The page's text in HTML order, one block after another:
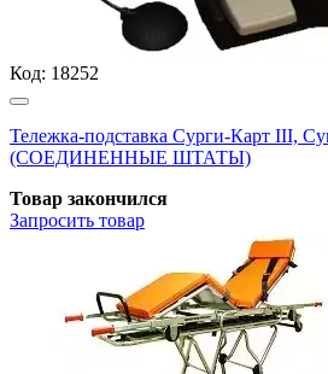
Код: 18252
Тележка-подставка Сурги-Карт III,
(СОЕДИНЕННЫЕ ШТАТЫ)
Товар закончился
Запросить товар